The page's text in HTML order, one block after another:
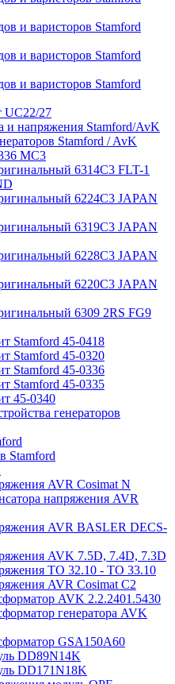
и варисторов Stamford
и варисторов Stamford
и варисторов Stamford
UC22/27
и напряжения Stamford/AvK
Stamford / AvK
МС3
6314C3 FLT-1
6224С3 JAPAN
6319C3 JAPAN
6228C3 JAPAN
6220C3 JAPAN
6309 2RS FG9
Stamford 45-0418
Stamford 45-0320
Stamford 45-0336
Stamford 45-0335
45-0340
генераторов
Stamford
AVR Cosimat N
напряжения AVR
AVR BASLER DECS-
AVK 7.5D, 7.4D, 7.3D
TO 32.10 - TO 33.10
AVR Cosimat C2
AVK 2.2.2401.5430
генератора AVK
GSA150A60
DD89N14K
DD171N18K